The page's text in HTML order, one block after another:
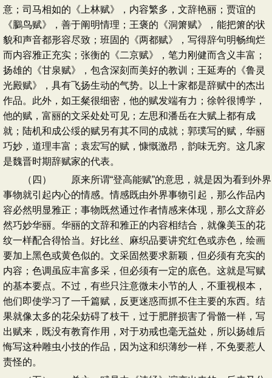
意；司马相如的《上林赋》，内容繁多，文辞艳丽；贾谊的
《鵩鸟赋》，善于阐明情理；王褒的《洞箫赋》，能把箫的状
貌和声音都形容尽致；班固的《两都赋》，写得辞句明畅绚烂
而内容雅正充实；张衡的《二京赋》，笔力刚健而含义丰富；
扬雄的《甘泉赋》，包含深刻而美好的教训；王延寿的《鲁灵
光殿赋》，具有飞扬生动的气势。以上十家都是辞赋中的杰出
作品。此外，如王粲很细密，他的赋发端有力；徐幹很博学，
他的赋，富丽的文采处处可见；左思和潘岳在大赋上都有成
就；陆机和成公绥的赋另有其不同的成就；郭璞写的赋，华丽
巧妙，道理丰富；袁宏写的赋，慷慨激昂，韵味无穷。这几家
是魏晋时期辞赋家的代表。
（四） 原来所谓“登高能赋”的意思，就是因为看到外界
事物就引起内心的情感。情感既由外界事物引起，那么作品内
容必然明显雅正；事物既然通过作者情感来体现，那么文辞必
然巧妙华丽。华丽的文辞和雅正的内容相结合，就像美玉的花
纹一样配合得恰当。好比丝、麻织品要讲究红色或赤色，绘画
要加上黑色或黄色似的。文采固然要求新颖，但必须有充实的
内容；色调虽应丰富多采，但必须有一定的底色。这就是写赋
的基本要点。不过，有些只注意微未小节的人，不重视根本，
他们即使学习了一千篇赋，反更迷惑而抓不住主要的东西。结
果就像太多的花朵妨碍了枝干，过于肥胖损害了骨骼一样，写
出赋来，既没有教育作用，对于劝戒也毫无益处，所以扬雄后
悔写这种雕虫小技的作品，因为这和织薄纱一样，不免要惹人
责怪的。